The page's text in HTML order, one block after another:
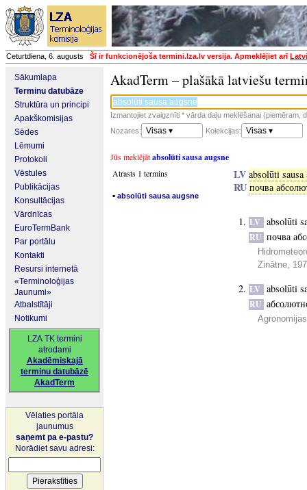
Ceturtdiena, 6. augusts Šī ir funkcionējoša termini.lza.lv versija. Apmeklējiet arī
Sākumlapa
Terminu datubāze
Struktūra un principi
Apakškomisijas
Sēdes
Lēmumi
Protokoli
Vēstules
Publikācijas
Konsultācijas
Vārdnīcas
EuroTermBank
Par portālu
Kontakti
Resursi internetā
«Terminoloģijas
Jaunumi»
Atbalstītāji
Notikumi
LZA TK termini
atrodami
Akadēmiskajā
terminu datubāzē
AkadTerm
Vēlaties portāla
jaunumus
saņemt pa e-pastu?
Norādiet savu adresi:
AkadTerm – plašākā latviešu
Izmantojiet zvaigznīti * vārda daļu meklēšanai (piemēram,
Nozares:
Visas ▾ Kolekcijas: Visas ▾
Jūs meklējātabsolūti sausa augsne
Atrasts 1 termins
▪ absolūti sausa augsne
LV absolūti sausa
RU почва
LV absolūti
RU почва
Zinātne,
LV absolūti
RU